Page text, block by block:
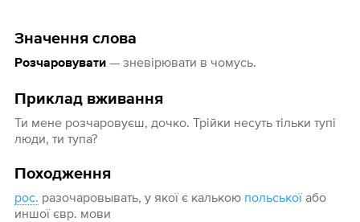
Значення слова
Розчаровувати— зневірювати в чомусь.
Приклад вживання
Ти мене розчаровуєш, дочко. Трійки несуть тільки тупі
люди, ти тупа?
Походження
рос. разочаровывать, у якої є калькою польськоїабо
иншої євр. мови